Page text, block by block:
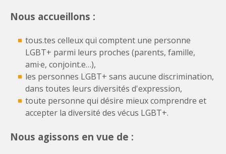
Nous accueillons :
tous.tes celleux qui comptent une personne
LGBT+ parmi leurs proches (parents, famille,
ami·e, conjoint.e…),
les personnes LGBT+ sans aucune discrimination,
dans toutes leurs diversités d'expression,
toute personne qui désire mieux comprendre et
accepter la diversité des vécus LGBT+.
Nous agissons en vue de :